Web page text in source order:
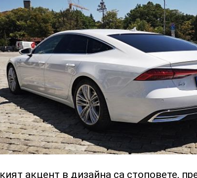
акцент в дизайна са стоповете,